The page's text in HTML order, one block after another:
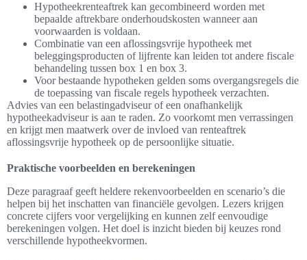
Hypotheekrenteaftrek kan gecombineerd worden met
bepaalde aftrekbare onderhoudskosten wanneer aan
voorwaarden is voldaan.
Combinatie van een aflossingsvrije hypotheek met
beleggingsproducten of lijfrente kan leiden tot andere fiscale
behandeling tussen box 1 en box 3.
Voor bestaande hypotheken gelden soms overgangsregels die
de toepassing van fiscale regels hypotheek verzachten.
Advies van een belastingadviseur of een onafhankelijk
hypotheekadviseur is aan te raden. Zo voorkomt men verrassingen
en krijgt men maatwerk over de invloed van renteaftrek
aflossingsvrije hypotheek op de persoonlijke situatie.
Praktische voorbeelden en berekeningen
Deze paragraaf geeft heldere rekenvoorbeelden en scenario’s die
helpen bij het inschatten van financiële gevolgen. Lezers krijgen
concrete cijfers voor vergelijking en kunnen zelf eenvoudige
berekeningen volgen. Het doel is inzicht bieden bij keuzes rond
verschillende hypotheekvormen.